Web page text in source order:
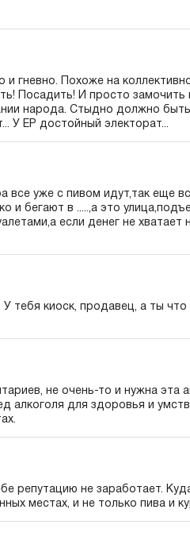
и гневно. Похоже на
Посадить! И просто замочить
народа. Стыдно должно
У ЕР достойный электорат...
все уже с пивом идут,так еще
и бегают в .....,а это
если денег не хватает
тебя киоск, продавец, а ты
не очень-то и нужна эта
алкоголя для здоровья и
репутацию не заработает.
местах, и не только пива и